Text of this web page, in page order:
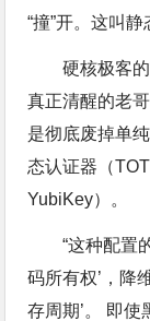
“撞”开。这叫
硬核极客
真正清醒的老
是彻底废掉单
态认证器（
YubiKey）。
“这种配置
码所有权’，降
存周期’。 即